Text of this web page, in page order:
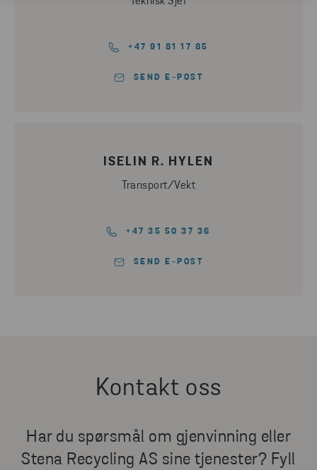
+47 91 81 17 85
SEND E-POST
ISELIN R. HYLEN
Transport/Vekt
+47 35 50 37 36
SEND E-POST
Kontakt oss
Har du spørsmål om gjenvinning eller
Stena Recycling AS sine tjenester? Fyll